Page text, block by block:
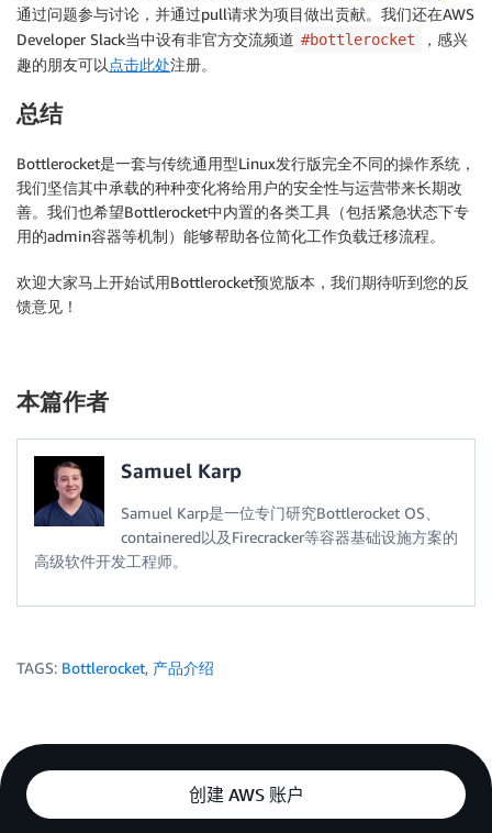
通过问题参与讨论，并通过pull请求为项目做出贡献。我们还在AWS
Developer Slack当中设有非官方交流频道 #bottlerocket
，感兴
趣的朋友可以 点击此处注册。
总结
Bottlerocket是一套与传统通用型Linux发行版完全不同的操作系统，
我们坚信其中承载的种种变化将给用户的安全性与运营带来长期改
善。我们也希望Bottlerocket中内置的各类工具（包括紧急状态下专
用的admin容器等机制）能够帮助各位简化工作负载迁移流程。
欢迎大家马上开始试用Bottlerocket预览版本，我们期待听到您的反
馈意见！
本篇作者
Samuel Karp
Samuel Karp是一位专门研究Bottlerocket OS、
containered以及Firecracker等容器基础设施方案的
高级软件开发工程师。
TAGS: Bottlerocket, 产品介绍
创建 AWS 账户